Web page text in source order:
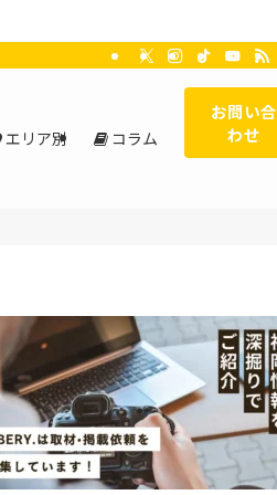
エリア別 コラム
お問い合
わせ